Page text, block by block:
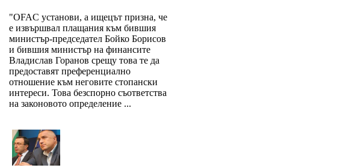
"OFAC установи, а ищецът призна, че
е извършвал плащания към бившия
министър-председател Бойко Борисов
и бившия министър на финансите
Владислав Горанов срещу това те да
предоставят преференциално
отношение към неговите стопански
интереси. Това безспорно съответства
на законовото определение ...